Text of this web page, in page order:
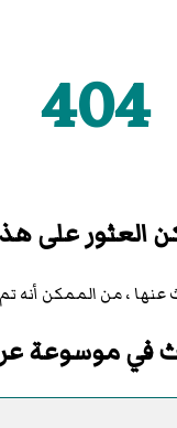
404
العثور على
، من الممكن أنه تم
في موسوعة